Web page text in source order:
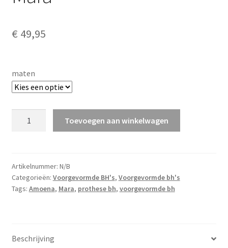
€ 49,95
maten
Toevoegen aan winkelwagen
Artikelnummer: N/B
Categorieën: Voorgevormde BH's, Voorgevormde bh's
Tags: Amoena, Mara, prothese bh, voorgevormde bh
Beschrijving